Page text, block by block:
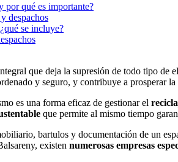
por qué es importante?
despachos
se incluye?
que deja la supresión de todo tipo de
y seguro, y contribuye a prosperar
es una forma eficaz de gestionar el
que permite al mismo tiempo
bartulos y documentación de un
existen numerosas empresas